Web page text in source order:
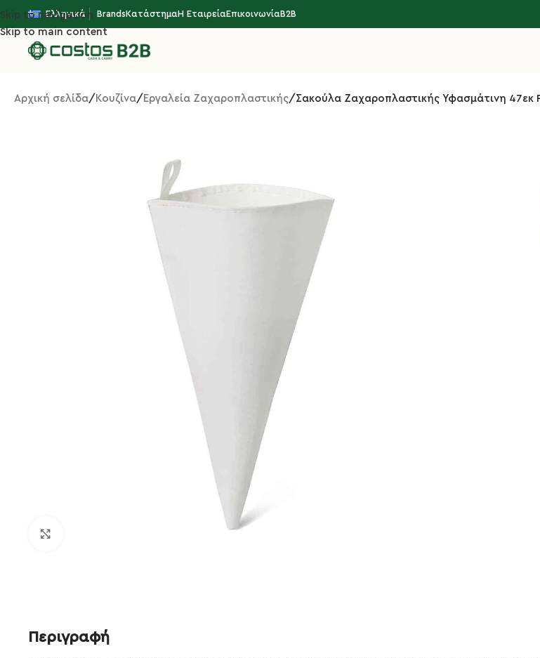
Skip to navigation
Skip to main content
Ελληνικά BrandsΚατάστημαΗ ΕταιρείαΕπικοινωνίαB2B
Αρχική σελίδα Κουζίνα Εργαλεία Ζαχαροπλαστικής Σακούλα Ζαχαροπλαστικής Υφασμάτινη 47εκ
Περιγραφή